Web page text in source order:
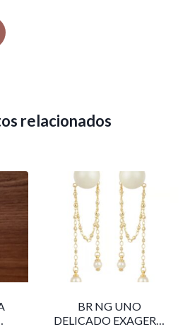
relacionados
BR NG UNO
DELICADO EXAGERO